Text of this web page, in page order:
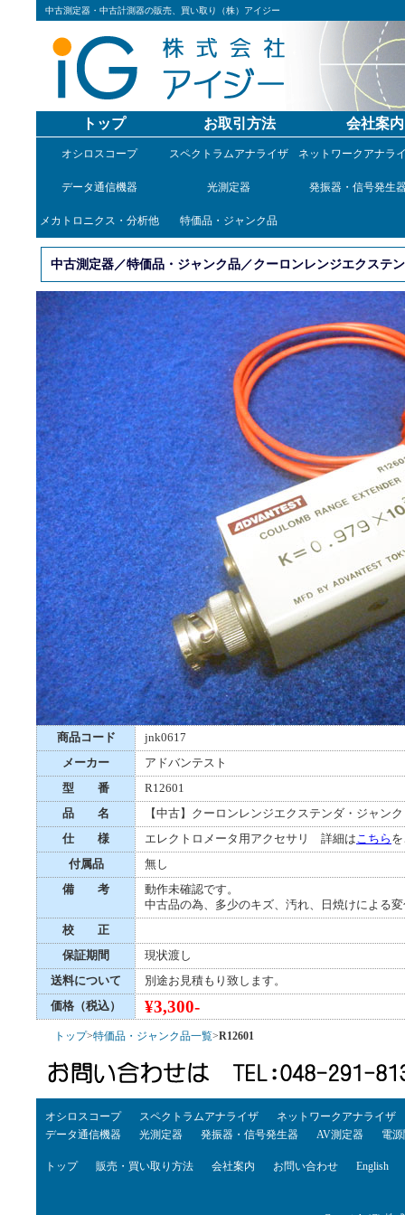
中古測定器・中古計測器の販売、買い取り（株）アイジー
トップ お取引方法 会社案内
オシロスコープ スペクトラムアナライザ ネットワークアナラ
データ通信機器 光測定器 発振器・信号発生
メカトロニクス・分析他 特価品・ジャンク品
中古測定器／特価品・ジャンク品／クーロンレンジエクステ
商品コード
jnk0617
メーカー
アドバンテスト
型 番
R12601
品 名
【中古】クーロンレンジエクステンダ・ジャンク
仕 様
エレクトロメータ用アクセサリ 詳細はこちら
付属品
無し
備 考
動作未確認です。
中古品の為、多少のキズ、汚れ、日焼けによる
校 正
保証期間
現状渡し
送料について
別途お見積もり致します。
価格（税込）
¥3,300-
トップ>特価品・ジャンク品一覧>R12601
オシロスコープ スペクトラムアナライザ
ネットワークアナライザ
データ通信機器
光測定器 発振器・信号発生器 AV測定器 電
トップ 販売・買い取り方法 会社案内 お問い合わせ English